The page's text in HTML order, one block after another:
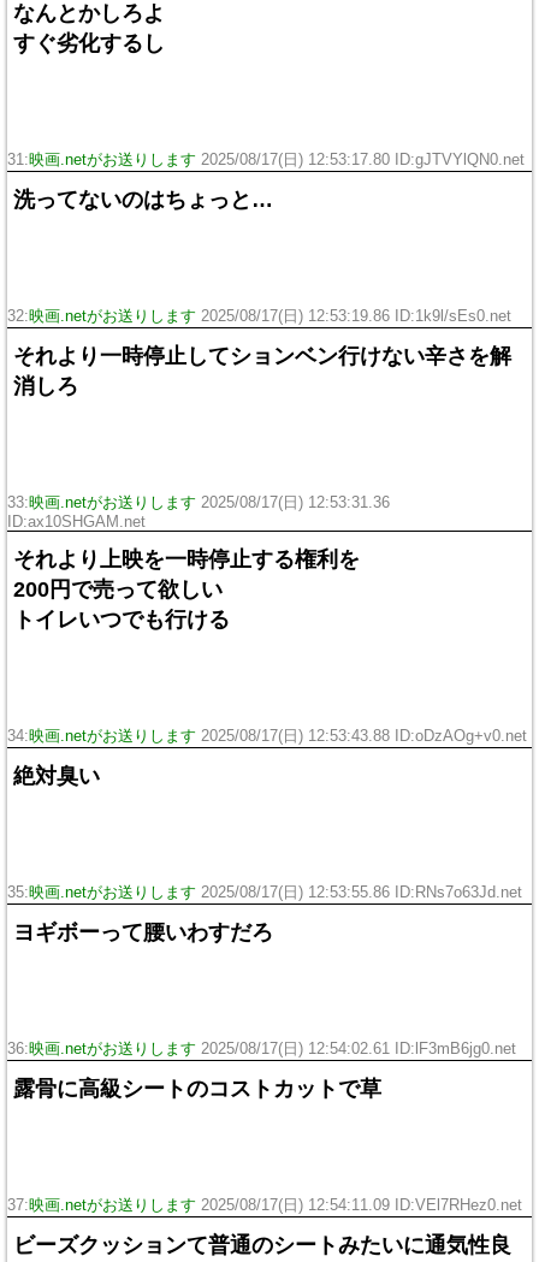
なんとかしろよ
すぐ劣化するし
31:映画.netがお送りします 2025/08/17(日) 12:53:17.80 ID:gJTVYlQN0.net
洗ってないのはちょっと…
32:映画.netがお送りします 2025/08/17(日) 12:53:19.86 ID:1k9l/sEs0.net
それより一時停止してションベン行けない辛さを解
消しろ
33:映画.netがお送りします 2025/08/17(日) 12:53:31.36
ID:ax10SHGAM.net
それより上映を一時停止する権利を
200円で売って欲しい
トイレいつでも行ける
34:映画.netがお送りします 2025/08/17(日) 12:53:43.88 ID:oDzAOg+v0.net
絶対臭い
35:映画.netがお送りします 2025/08/17(日) 12:53:55.86 ID:RNs7o63Jd.net
ヨギボーって腰いわすだろ
36:映画.netがお送りします 2025/08/17(日) 12:54:02.61 ID:lF3mB6jg0.net
露骨に高級シートのコストカットで草
37:映画.netがお送りします 2025/08/17(日) 12:54:11.09 ID:VEl7RHez0.net
ビーズクッションて普通のシートみたいに通気性良